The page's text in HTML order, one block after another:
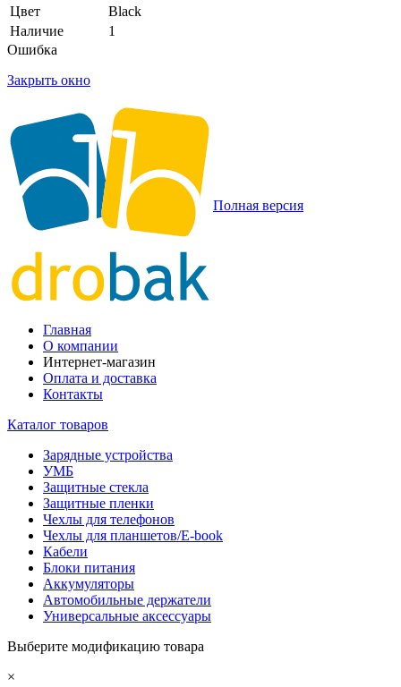
Цвет
Black
Наличие
1
Ошибка
Закрыть окно
Полная версия
Главная
О компании
Интернет-магазин
Оплата и доставка
Контакты
Каталог товаров
Зарядные устройства
УМБ
Защитные стекла
Защитные пленки
Чехлы для телефонов
Чехлы для планшетов/E-book
Кабели
Блоки питания
Аккумуляторы
Автомобильные держатели
Универсальные аксессуары
Выберите модификацию товара
×